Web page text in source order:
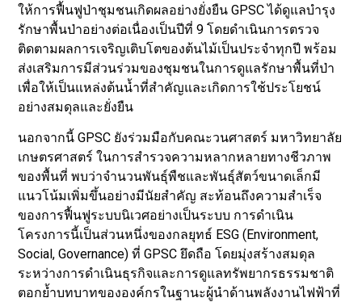
ให้การฟื้นฟูป่าชุมชนเกิดผลอย่างยั่งยืน GPSC ได้ดูแลบำรุง
รักษาพื้นป่าอย่างต่อเนื่องเป็นปีที่ 9 โดยดำเนินการตรวจ
ติดตามผลการเจริญเติบโตของต้นไม้เป็นประจำทุกปี พร้อม
ส่งเสริมการมีส่วนร่วมของชุมชนในการดูแลรักษาพื้นที่ป่า
เพื่อให้เป็นแหล่งต้นน้ำที่สำคัญและเกิดการใช้ประโยชน์
อย่างสมดุลและยั่งยืน
นอกจากนี้ GPSC ยังร่วมมือกับคณะวนศาสตร์ มหาวิทยาลัย
เกษตรศาสตร์ ในการสำรวจความหลากหลายทางชีวภาพ
ของพื้นที่ พบว่าจำนวนพันธุ์พืชและพันธุ์สัตว์ขนาดเล็กมี
แนวโน้มเพิ่มขึ้นอย่างมีนัยสำคัญ สะท้อนถึงความสำเร็จ
ของการฟื้นฟูระบบนิเวศอย่างเป็นระบบ การดำเนิน
โครงการนี้เป็นส่วนหนึ่งของกลยุทธ์ ESG (Environment,
Social, Governance) ที่ GPSC ยึดถือ โดยมุ่งสร้างสมดุล
ระหว่างการดำเนินธุรกิจและการดูแลทรัพยากรธรรมชาติ
ตอกย้ำบทบาทขององค์กรในฐานะผู้นำด้านพลังงานไฟฟ้าที่